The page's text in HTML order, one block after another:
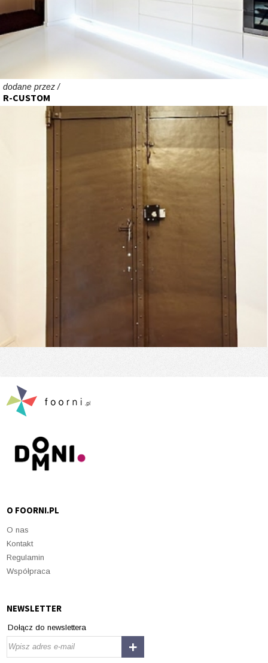
dodane przez /
R-CUSTOM
O FOORNI.PL
O nas
Kontakt
Regulamin
Współpraca
NEWSLETTER
Dołącz do newslettera